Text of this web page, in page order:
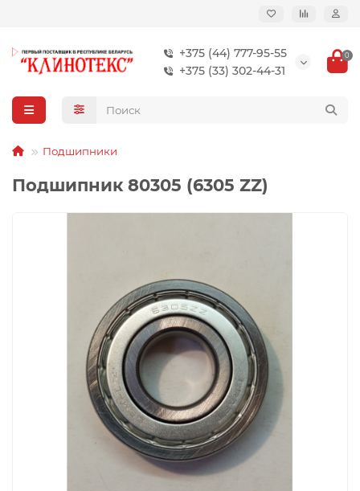
+375 (44) 777-95-55
+375 (33) 302-44-31
0
Подшипники
Подшипник 80305 (6305 ZZ)